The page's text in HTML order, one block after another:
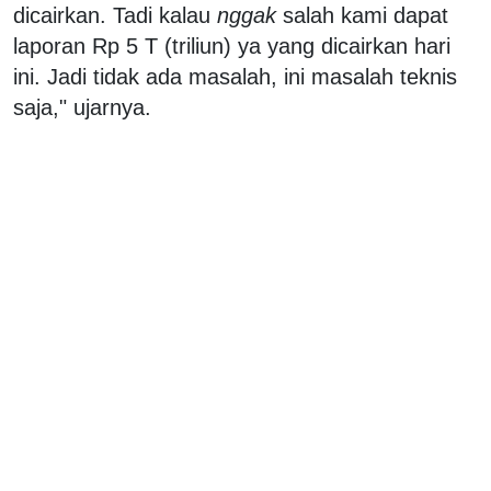
dicairkan. Tadi kalau nggaksalah kami dapat
laporan Rp 5 T (triliun) ya yang dicairkan hari
ini. Jadi tidak ada masalah, ini masalah teknis
saja," ujarnya.